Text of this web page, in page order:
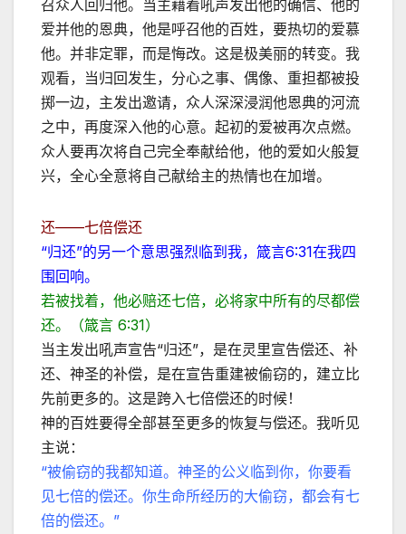
召众人回归他。当主藉着吼声发出他的确信、他的
爱并他的恩典，他是呼召他的百姓，要热切的爱慕
他。并非定罪，而是悔改。这是极美丽的转变。我
观看，当归回发生，分心之事、偶像、重担都被投
掷一边，主发出邀请，众人深深浸润他恩典的河流
之中，再度深入他的心意。起初的爱被再次点燃。
众人要再次将自己完全奉献给他，他的爱如火般复
兴，全心全意将自己献给主的热情也在加增。
还——七倍偿还
“归还”的另一个意思强烈临到我，箴言6:31在我四
围回响。
若被找着，他必赔还七倍，必将家中所有的尽都偿
还。（箴言 6:31）
当主发出吼声宣告“归还”，是在灵里宣告偿还、补
还、神圣的补偿，是在宣告重建被偷窃的，建立比
先前更多的。这是跨入七倍偿还的时候！
神的百姓要得全部甚至更多的恢复与偿还。我听见
主说：
“被偷窃的我都知道。神圣的公义临到你，你要看
见七倍的偿还。你生命所经历的大偷窃，都会有七
倍的偿还。”